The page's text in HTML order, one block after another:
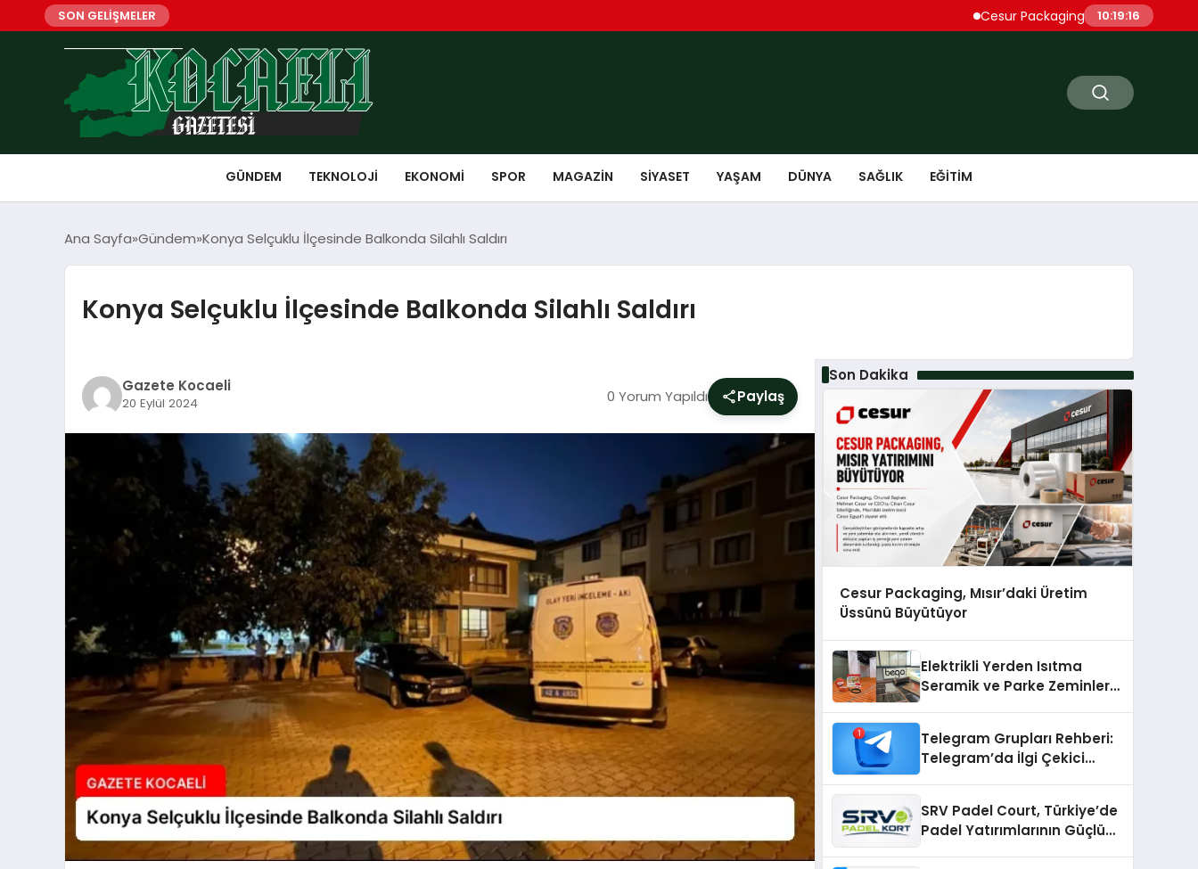
SON GELİŞMELER Cesur Packaging, Mısır’daki Üretim
10:19:17
GÜNDEM TEKNOLOJI EKONOMI SPOR MAGAZIN SIYASET YAŞAM DÜNYA SAĞLIK EĞITIM
Ana Sayfa Gündem Konya Selçuklu İlçesinde Balkonda Silahlı Saldırı
Konya Selçuklu İlçesinde Balkonda Silahlı Saldırı
Gazete Kocaeli
20 Eylül 2024 0 Yorum Yapıldı Paylaş
Son Dakika
Cesur Packaging, Mısır’daki Üretim
Üssünü Büyütüyor
Elektrikli Yerden Isıtma
Seramik ve Parke Zeminler
Telegram Grupları Rehberi:
Telegram’da İlgi Çekici
SRV Padel Court, Türkiye’de
Padel Yatırımlarının Güçlü